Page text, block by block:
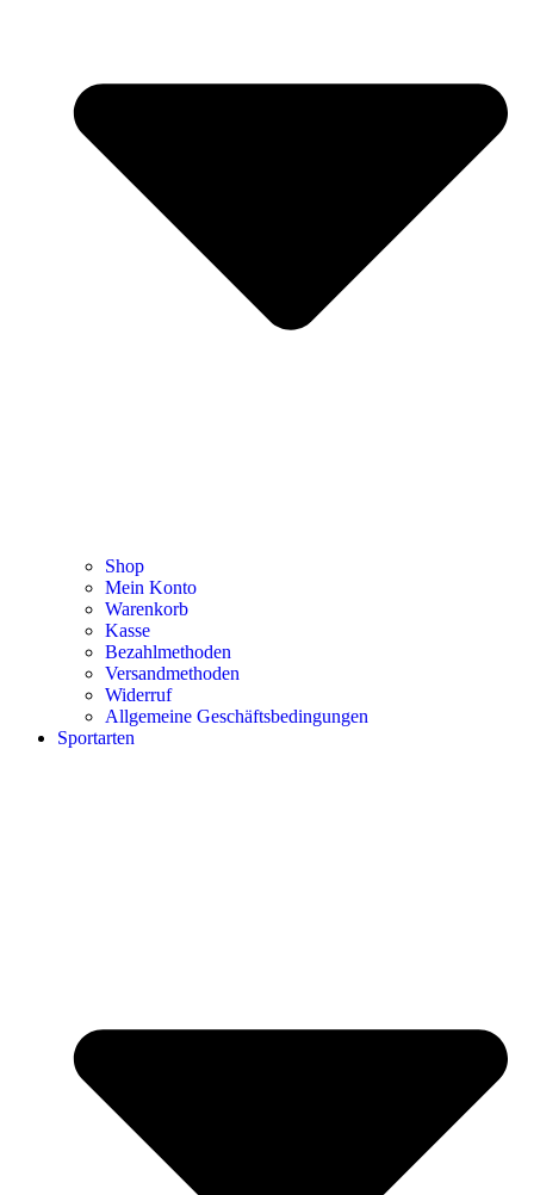
Shop
Mein Konto
Warenkorb
Kasse
Bezahlmethoden
Versandmethoden
Widerruf
Allgemeine Geschäftsbedingungen
Sportarten